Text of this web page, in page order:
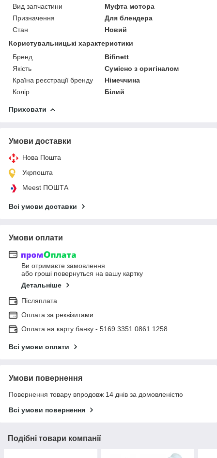
Вид запчастини
Муфта мотора
Призначення
Для блендера
Стан
Новий
Користувальницькі характеристики
Бренд
Bifinett
Якість
Сумісно з оригіналом
Країна реєстрації бренду
Німеччина
Колір
Білий
Приховати
Умови доставки
Нова Пошта
Укрпошта
Meest ПОШТА
Всі умови доставки
Умови оплати
Ви отримаєте замовлення
або гроші повернуться на вашу картку
Детальніше
Післяплата
Оплата за реквізитами
Оплата на карту банку - 5169 3351 0861 1258
Всі умови оплати
Умови повернення
Повернення товару впродовж 14 днів за домовленістю
Всі умови повернення
Подібні товари компанії